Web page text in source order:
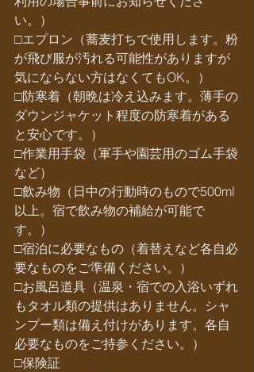
い。）
□エプロン（蕎麦打ちで使用します。粉
が飛び服が汚れる可能性がありますが
気にならない方はなくてもOK。）
□防寒着（朝晩は冷え込みます。薄手の
ダウンジャケット程度の防寒着がある
と安心です。）
□作業用手袋（軍手や園芸用のゴム手袋
など）
□飲み物（日中の行動時のもので500ml
以上。宿で飲み物の補給が可能で
す。）
□宿泊に必要なもの（着替えなど各自必
要なものをご準備ください。）
□お風呂道具（温泉・宿での入浴いずれ
もタオル類の提供はありません。シャ
ンプー類は備え付けがあります。各自
必要なものをご持参ください。）
□保険証